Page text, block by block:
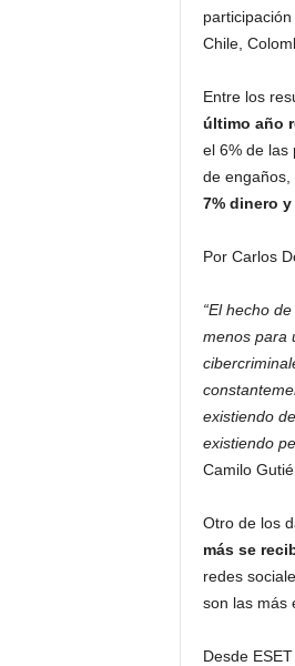
Chile,
Entre los
último año
el 6% de las
de engaños,
7% dinero
Por Carlos
“El hecho
menos para
existiendo
existiendo
Camilo
Otro de los
más se
redes
son las más
Desde